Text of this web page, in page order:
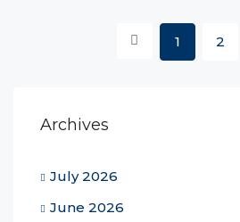
1 2
Archives
July 2026
June 2026